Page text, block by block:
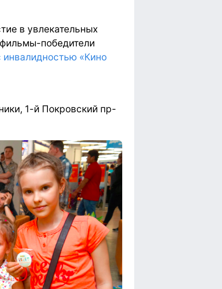
в увлекательных
победители
«Кино
1-й Покровский пр-